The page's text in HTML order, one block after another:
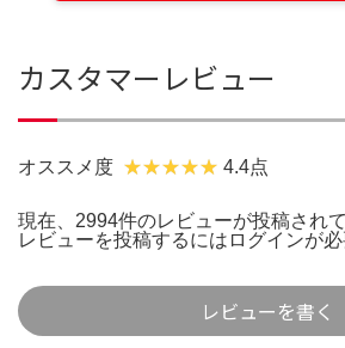
カスタマーレビュー
オススメ度 4.4点
現在、2994件のレビューが投稿されて
レビューを投稿するには ログインが必
レビューを書く